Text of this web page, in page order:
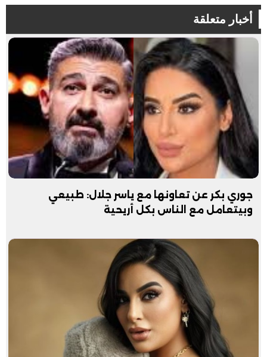
أخبار متعلقة
جوري بكر عن تعاونها مع ياسر جلال: طبيعي
وبيتعامل مع الناس بكل أريحية